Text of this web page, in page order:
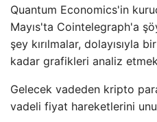
Quantum Economics'in
Mayıs'ta Cointelegraph'a
şey kırılmalar, dolayısıyla
kadar grafikleri analiz
Gelecek vadeden kripto
vadeli fiyat hareketlerini